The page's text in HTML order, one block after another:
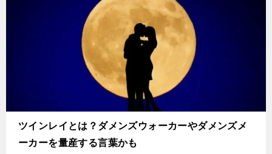
ツインレイとは？ダメンズウォーカーやダメンズメ
ーカーを量産する言葉かも